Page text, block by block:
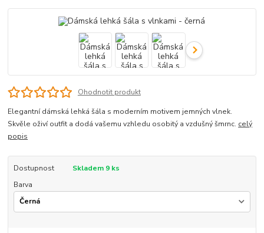
Ohodnotit produkt
Elegantní dámská lehká šála s moderním motivem jemných vlnek.
Skvěle oživí outfit a dodá vašemu vzhledu osobitý a vzdušný šmrnc. celý
popis
Dostupnost
Skladem 9 ks
Barva